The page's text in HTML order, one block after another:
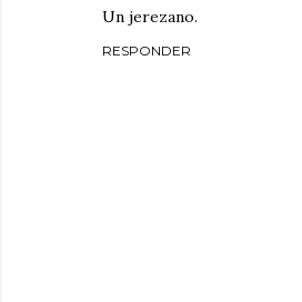
Un jerezano.
RESPONDER